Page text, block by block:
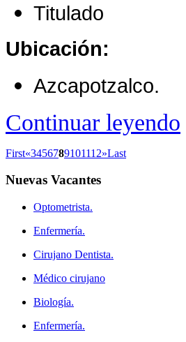
Titulado
Ubicación:
Azcapotzalco.
Continuar leyendo
First«3456789101112»Last
Nuevas Vacantes
Optometrista.
Enfermería.
Cirujano Dentista.
Médico cirujano
Biología.
Enfermería.